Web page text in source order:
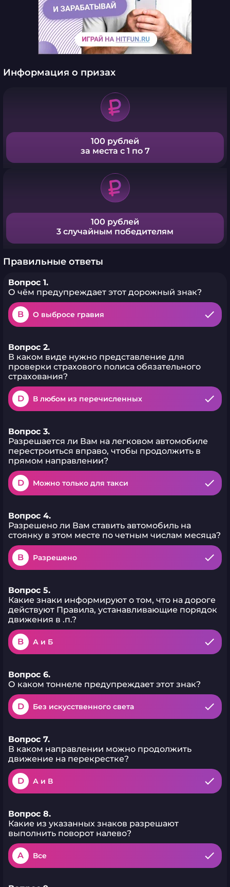
Информация о призах
100 рублей
за места с 1 по 7
100 рублей
3 случайным победителям
Правильные ответы
Вопрос 1.
О чём предупреждает этот дорожный знак?
B О выбросе гравия
Вопрос 2.
В каком виде нужно представление для
проверки страхового полиса обязательного
страхования?
D В любом из перечисленных
Вопрос 3.
Разрешается ли Вам на легковом автомобиле
перестроиться вправо, чтобы продолжить в
прямом направлении?
D Можно только для такси
Вопрос 4.
Разрешено ли Вам ставить автомобиль на
стоянку в этом месте по четным числам месяца?
B Разрешено
Вопрос 5.
Какие знаки информируют о том, что на дороге
действуют Правила, устанавливающие порядок
движения в .п.?
B А и Б
Вопрос 6.
О каком тоннеле предупреждает этот знак?
D Без искусственного света
Вопрос 7.
В каком направлении можно продолжить
движение на перекрестке?
D А и В
Вопрос 8.
Какие из указанных знаков разрешают
выполнить поворот налево?
A Все